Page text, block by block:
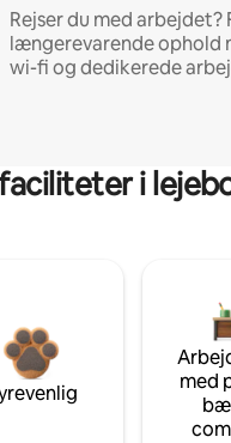
Rejser du med
længerevarende ophold
wi-fi og dedikerede
i
med